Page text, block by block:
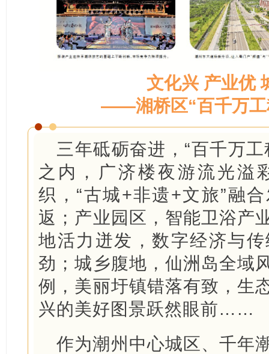
文化兴 产业优
——湘桥区“百千万工
三年砥砺奋进，“百千万
之内，广济楼夜游流光溢
织，“古城+非遗+文旅”融
返；产业园区，智能卫浴产
地活力迸发，数字经济与
劲；城乡腹地，仙洲岛全域
例，美丽圩镇错落有致，生
兴的美好图景跃然眼前……
作为潮州中心城区、千年